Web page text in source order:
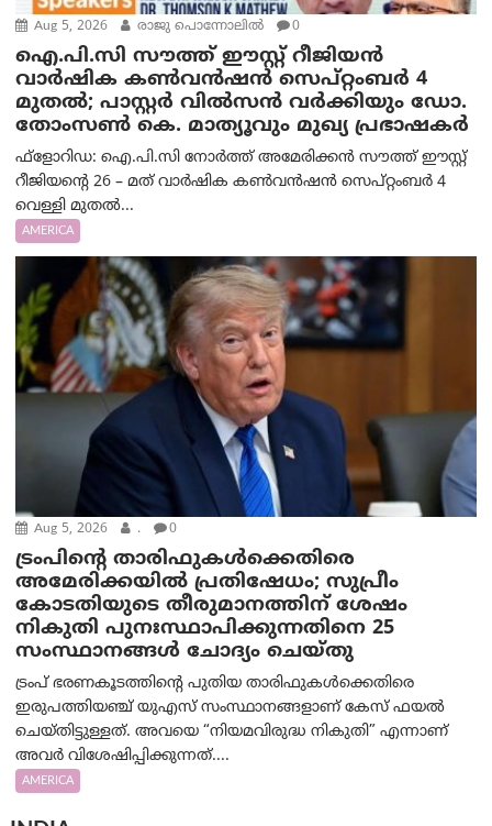
Aug 5, 2026 രാജു പൊന്നോലിൽ 0
ഐ.പി.സി സൗത്ത് ഈസ്റ്റ് റീജിയൻ
വാർഷിക കൺവൻഷൻ സെപ്റ്റംബർ 4
മുതൽ; പാസ്റ്റർ വിൽസൻ വർക്കിയും ഡോ.
തോംസൺ കെ. മാത്യൂവും മുഖ്യ പ്രഭാഷകർ
ഫ്ളോറിഡ: ഐ.പി.സി നോർത്ത് അമേരിക്കൻ സൗത്ത് ഈസ്റ്റ്
റീജിയന്റെ 26 – മത് വാർഷിക കൺവൻഷൻ സെപ്റ്റംബർ 4
വെള്ളി മുതൽ...
AMERICA
Aug 5, 2026 . 0
ട്രംപിന്റെ താരിഫുകൾക്കെതിരെ
അമേരിക്കയില്‍ പ്രതിഷേധം; സുപ്രീം
കോടതിയുടെ തീരുമാനത്തിന് ശേഷം
നികുതി പുനഃസ്ഥാപിക്കുന്നതിനെ 25
സംസ്ഥാനങ്ങൾ ചോദ്യം ചെയ്തു
ട്രംപ് ഭരണകൂടത്തിന്റെ പുതിയ താരിഫുകൾക്കെതിരെ
ഇരുപത്തിയഞ്ച് യുഎസ് സംസ്ഥാനങ്ങളാണ് കേസ് ഫയൽ
ചെയ്തിട്ടുള്ളത്. അവയെ “നിയമവിരുദ്ധ നികുതി” എന്നാണ്
അവര്‍ വിശേഷിപ്പിക്കുന്നത്....
AMERICA